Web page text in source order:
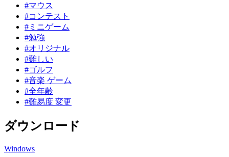
#マウス
#コンテスト
#ミニゲーム
#勉強
#オリジナル
#難しい
#ゴルフ
#音楽 ゲーム
#全年齢
#難易度 変更
ダウンロード
Windows